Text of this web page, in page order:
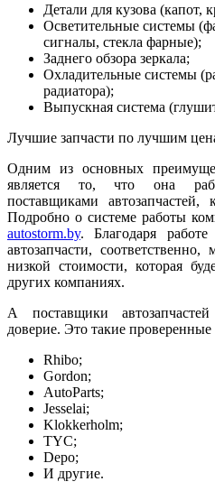
Детали для кузова (капот,
Осветительные системы
сигналы, стекла фарные);
Заднего обзора зеркала;
Охладительные системы
радиатора);
Выпускная система
Лучшие запчасти по лучшим
Одним из основных
является то, что она
поставщиками
Подробно о системе работы
autostorm.by. Благодаря
автозапчасти,
низкой стоимости, которая
других компаниях.
А поставщики
доверие. Это такие
Rhibo;
Gordon;
AutoParts;
Jesselai;
Klokkerholm;
TYC;
Depo;
И другие.